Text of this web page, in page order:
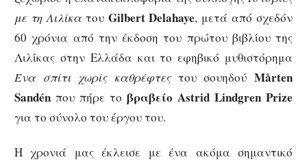
με τη Λιλίκατου Gilbert Delahaye, μετά από σχεδόν
60 χρόνια από την έκδοση του πρώτου βιβλίου της
Λιλίκας στην Ελλάδα και το εφηβικό μυθιστόρημα
Ένα σπίτι χωρίς καθρέφτεςτου σουηδού Mårten
Sandén που πήρε το βραβείο Astrid Lindgren Prize
για το σύνολο του έργου του.
Η χρονιά μας έκλεισε με ένα ακόμα σημαντικό